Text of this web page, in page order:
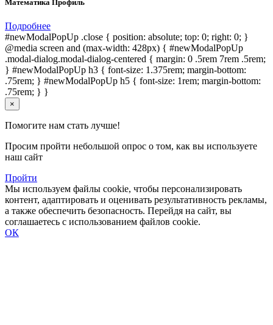
Математика Профиль
Подробнее
#newModalPopUp .close { position: absolute; top: 0; right: 0; }
@media screen and (max-width: 428px) { #newModalPopUp
.modal-dialog.modal-dialog-centered { margin: 0 .5rem 7rem .5rem;
} #newModalPopUp h3 { font-size: 1.375rem; margin-bottom:
.75rem; } #newModalPopUp h5 { font-size: 1rem; margin-bottom:
.75rem; } }
×
Помогите нам стать лучше!
Просим пройти небольшой опрос о том, как вы используете
наш сайт
Пройти
Мы используем файлы cookie, чтобы персонализировать
контент, адаптировать и оценивать результативность рекламы,
а также обеспечить безопасность. Перейдя на сайт, вы
соглашаетесь с использованием файлов cookie.
ОК